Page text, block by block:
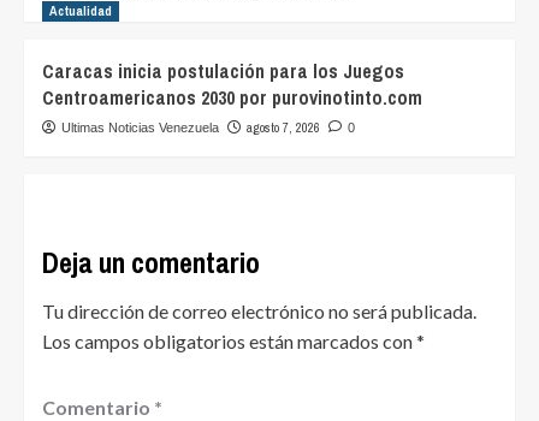
Actualidad
Caracas inicia postulación para los Juegos
Centroamericanos 2030 por purovinotinto.com
Ultimas Noticias Venezuela agosto 7, 2026 0
Deja un comentario
Tu dirección de correo electrónico no será publicada.
Los campos obligatorios están marcados con*
Comentario *